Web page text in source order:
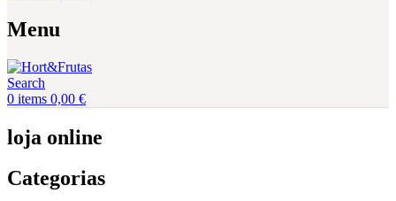
Menu
Search
0 items 0,00 €
loja online
Categorias